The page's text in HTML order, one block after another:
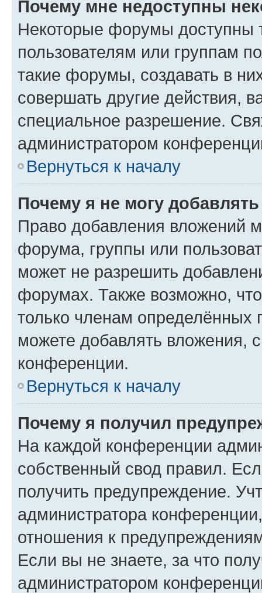
Почему мне недоступны
Некоторые форумы доступны
пользователям или группам
такие форумы, создавать в
совершать другие действия,
специальное разрешение.
администратором
Вернуться к началу
Почему я не могу
Право добавления вложений
форума, группы или
может не разрешить
форумах. Также возможно,
только членам определённых
можете добавлять вложения,
конференции.
Вернуться к началу
Почему я получил
На каждой конференции
собственный свод правил.
получить предупреждение.
администратора
отношения к
Если вы не знаете, за что
администратором